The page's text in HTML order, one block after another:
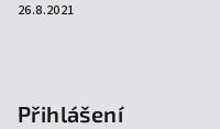
26.8.2021
Přihlášení